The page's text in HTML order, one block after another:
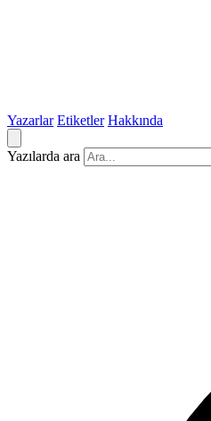
Yazarlar Etiketler Hakkında
Yazılarda ara